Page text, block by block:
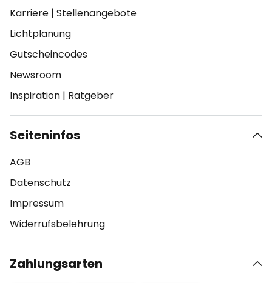
Karriere | Stellenangebote
Lichtplanung
Gutscheincodes
Newsroom
Inspiration | Ratgeber
Seiteninfos
AGB
Datenschutz
Impressum
Widerrufsbelehrung
Zahlungsarten